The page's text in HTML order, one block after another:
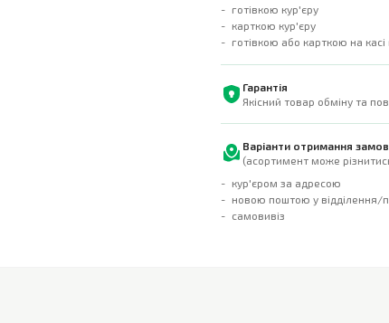
готівкою кур'єру
карткою кур'єру
готівкою або карткою на
Гарантія
Якісний товар обміну та
Варіанти отримання
(асортимент може
кур'єром за адресою
новою поштою у відділення/
самовивіз